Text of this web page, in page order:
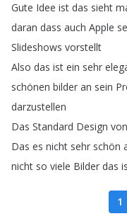
Gute Idee ist das sieht
daran dass auch Apple
Slideshows vorstellt
Also das ist ein sehr
schönen bilder an sein
darzustellen
Das Standard Design von
Das es nicht sehr schön
nicht so viele Bilder das
1